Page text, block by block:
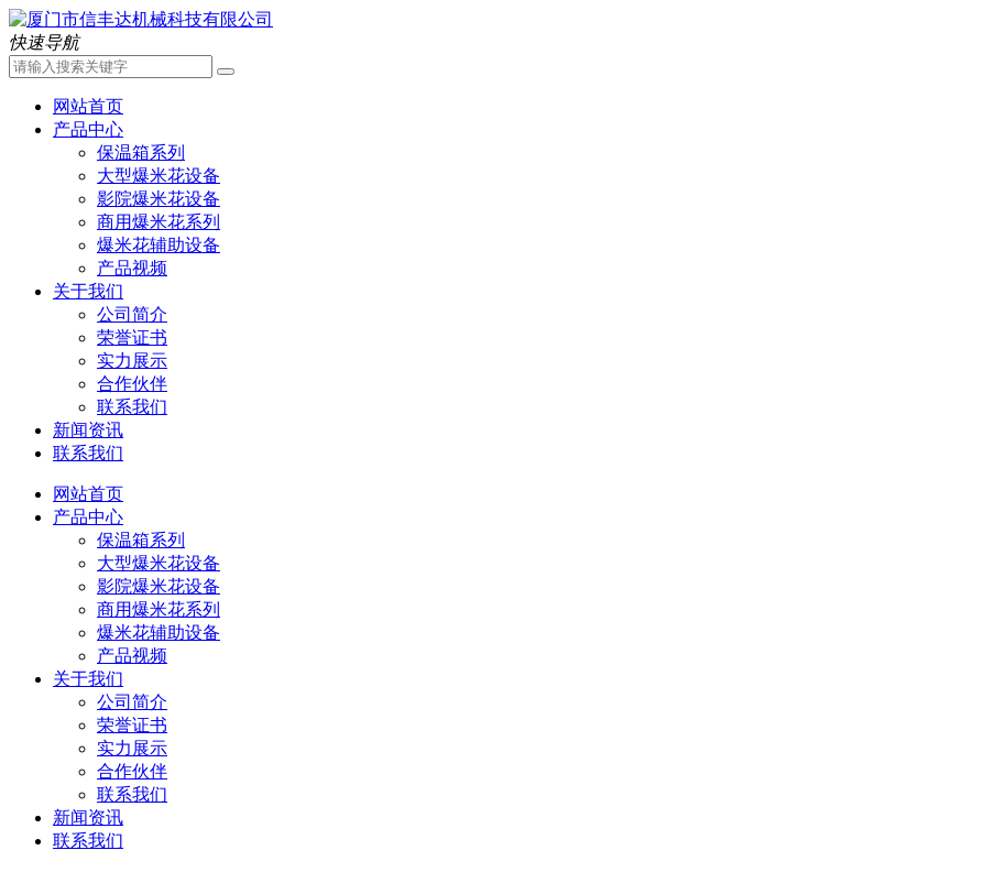
快速导航
网站首页
产品中心
保温箱系列
大型爆米花设备
影院爆米花设备
商用爆米花系列
爆米花辅助设备
产品视频
关于我们
公司简介
荣誉证书
实力展示
合作伙伴
联系我们
新闻资讯
联系我们
网站首页
产品中心
保温箱系列
大型爆米花设备
影院爆米花设备
商用爆米花系列
爆米花辅助设备
产品视频
关于我们
公司简介
荣誉证书
实力展示
合作伙伴
联系我们
新闻资讯
联系我们